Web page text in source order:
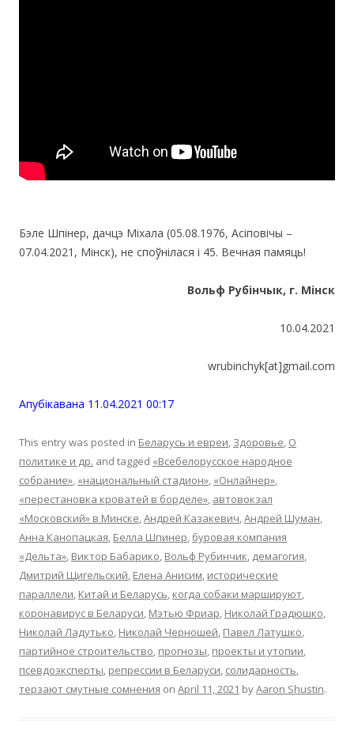
Бэле Шпінер, дачцэ Міхала (05.08.1976, Асіповічы –
07.04.2021, Мінск), не споўнілася і 45. Вечная памяць!
Вольф Рубінчык, г. Мінск
10.04.2021
wrubinchyk[at]gmail.com
Апубiкавана 11.04.2021 00:17
This entry was posted in Беларусь и евреи, Здоровье, О
политике и др. and tagged «Всебелорусское народное
собрание», «национальный стадион», «Онлайнер»,
«перестановка кроватей в борделе», автовокзал
«Московский» в Минске,Андрей Казакевич,Андрей Шуман,
Анна Канопацкая, Белла Шпинер, буровая компания
«Дельта», Виктор Бабарико, Вольф Рубинчик, демагогия,
Дмитрий Щигельский, Елена Анисим, исторические
параллели, Китай и Беларусь, когда собаки маршируют,
коронавирус в Беларуси, Мэтью Фриар, Николай Градюшко,
Николай Ладутько, Николай Черношей, Павел Латушко,
партийное строительство, прогнозы, проекты и утопии,
псевдоэксперты, репрессии в Беларуси, солидарность,
терзают смутные сомнения on April 11, 2021 byAaron Shustin.